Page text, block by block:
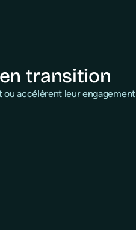
en transition
ou accélèrent leur engagement